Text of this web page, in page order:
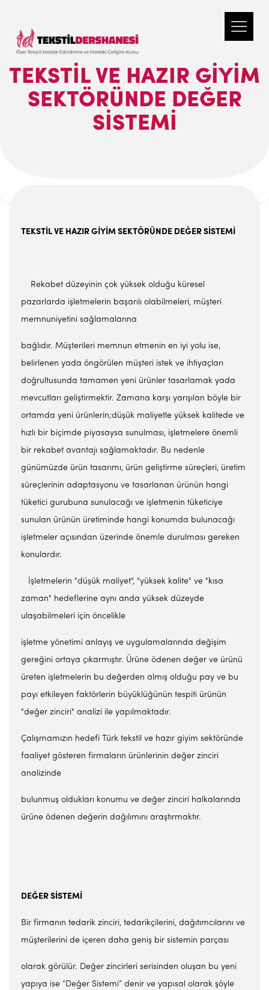
TEKSTİL VE HAZIR GİYİM
SEKTÖRÜNDE DEĞER
SİSTEMİ
TEKSTİL VE HAZIR GİYİM SEKTÖRÜNDE DEĞER SİSTEMİ
Rekabet düzeyinin çok yüksek olduğu küresel
pazarlarda işletmelerin başarılı olabilmeleri, müşteri
memnuniyetini sağlamalarına
bağlıdır. Müşterileri memnun etmenin en iyi yolu ise,
belirlenen yada öngörülen müşteri istek ve ihtiyaçları
doğrultusunda tamamen yeni ürünler tasarlamak yada
mevcutları geliştirmektir. Zamana karşı yarışılan böyle bir
ortamda yeni ürünlerin;düşük maliyetle yüksek kalitede ve
hızlı bir biçimde piyasaysa sunulması, işletmelere önemli
bir rekabet avantajı sağlamaktadır. Bu nedenle
günümüzde ürün tasarımı, ürün geliştirme süreçleri, üretim
süreçlerinin adaptasyonu ve tasarlanan ürünün hangi
tüketici gurubuna sunulacağı ve işletmenin tüketiciye
sunulan ürünün üretiminde hangi konumda bulunacağı
işletmeler açısından üzerinde önemle durulması gereken
konulardır.
İşletmelerin "düşük maliyet", "yüksek kalite" ve "kısa
zaman" hedeflerine aynı anda yüksek düzeyde
ulaşabilmeleri için öncelikle
işletme yönetimi anlayış ve uygulamalarında değişim
gereğini ortaya çıkarmıştır. Ürüne ödenen değer ve ürünü
üreten işletmelerin bu değerden almış olduğu pay ve bu
payı etkileyen faktörlerin büyüklüğünün tespiti ürünün
"değer zinciri" analizi ile yapılmaktadır.
Çalışmamızın hedefi Türk tekstil ve hazır giyim sektöründe
faaliyet gösteren firmaların ürünlerinin değer zinciri
analizinde
bulunmuş oldukları konumu ve değer zinciri halkalarında
ürüne ödenen değerin dağılımını araştırmaktır.
DEĞER SİSTEMİ
Bir firmanın tedarik zinciri, tedarikçilerini, dağıtımcılarını ve
müşterilerini de içeren daha geniş bir sistemin parçası
olarak görülür. Değer zincirleri serisinden oluşan bu yeni
yapıya ise “Değer Sistemi” denir ve yapısal olarak şöyle